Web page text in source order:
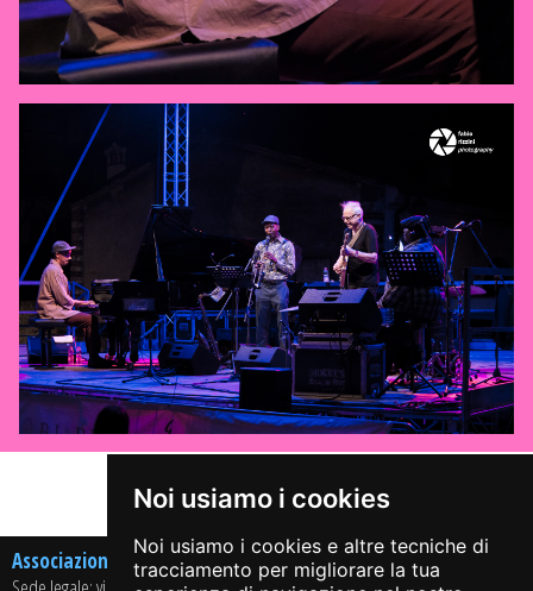
Noi usiamo i cookies
Noi usiamo i cookies e altre tecniche di
tracciamento per migliorare la tua
Share on:
Associazione Culturale Arci Jazz On The Road APS